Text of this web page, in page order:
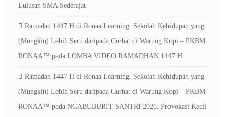
Lulusan SMA Sederajat
Ramadan 1447 H di Ronaa Learning. Sekolah Kehidupan yang
(Mungkin) Lebih Seru daripada Curhat di Warung Kopi – PKBM
RONAA™ pada LOMBA VIDEO RAMADHAN 1447 H
Ramadan 1447 H di Ronaa Learning. Sekolah Kehidupan yang
(Mungkin) Lebih Seru daripada Curhat di Warung Kopi – PKBM
RONAA™ pada NGABUBURIT SANTRI 2026. Provokasi Kecil